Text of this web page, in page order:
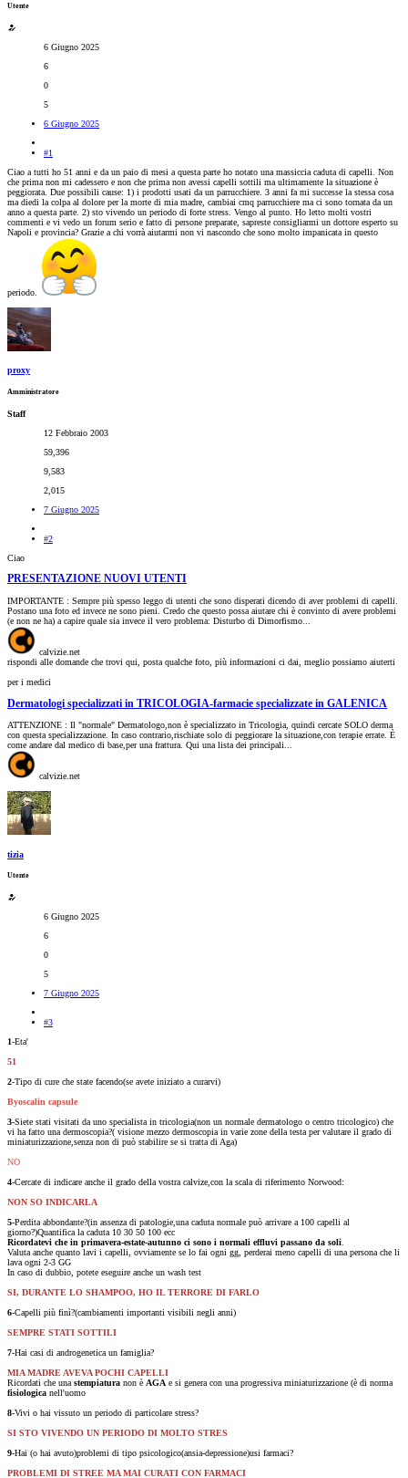
Utente
6 Giugno 2025
6
0
5
6 Giugno 2025
#1
Ciao a tutti ho 51 anni e da un paio di mesi a questa parte ho notato una massiccia caduta di capelli. Non
che prima non mi cadessero e non che prima non avessi capelli sottili ma ultimamente la situazione è
peggiorata. Due possibili cause: 1) i prodotti usati da un parrucchiere. 3 anni fa mi successe la stessa cosa
ma diedi la colpa al dolore per la morte di mia madre, cambiai cmq parrucchiere ma ci sono tornata da un
anno a questa parte. 2) sto vivendo un periodo di forte stress. Vengo al punto. Ho letto molti vostri
commenti e vi vedo un forum serio e fatto di persone preparate, sapreste consigliarmi un dottore esperto su
Napoli e provincia? Grazie a chi vorrà aiutarmi non vi nascondo che sono molto impanicata in questo
periodo.
proxy
Amministratore
Staff
12 Febbraio 2003
59,396
9,583
2,015
7 Giugno 2025
#2
Ciao
PRESENTAZIONE NUOVI UTENTI
IMPORTANTE : Sempre più spesso leggo di utenti che sono disperati dicendo di aver problemi di capelli.
Postano una foto ed invece ne sono pieni. Credo che questo possa aiutare chi è convinto di avere problemi
(e non ne ha) a capire quale sia invece il vero problema: Disturbo di Dimorfismo...
calvizie.net
rispondi alle domande che trovi qui, posta qualche foto, più informazioni ci dai, meglio possiamo aiuterti
per i medici
Dermatologi specializzati in TRICOLOGIA-farmacie specializzate in GALENICA
ATTENZIONE : Il "normale" Dermatologo,non è specializzato in Tricologia, quindi cercate SOLO derma
con questa specializzazione. In caso contrario,rischiate solo di peggiorare la situazione,con terapie errate. È
come andare dal medico di base,per una frattura. Qui una lista dei principali...
calvizie.net
tizia
Utente
6 Giugno 2025
6
0
5
7 Giugno 2025
#3
1-Eta'
51
2-Tipo di cure che state facendo(se avete iniziato a curarvi)
Byoscalin capsule
3-Siete stati visitati da uno specialista in tricologia(non un normale dermatologo o centro tricologico) che
vi ha fatto una dermoscopia?( visione mezzo dermoscopia in varie zone della testa per valutare il grado di
miniaturizzazione,senza non di può stabilire se si tratta di Aga)
NO
4-Cercate di indicare anche il grado della vostra calvize,con la scala di riferimento Norwood:
NON SO INDICARLA
5-Perdita abbondante?(in assenza di patologie,una caduta normale può arrivare a 100 capelli al
giorno?)Quantifica la caduta 10 30 50 100 ecc
Ricordatevi che in primavera-estate-autunno ci sono i normali effluvi passano da soli.
Valuta anche quanto lavi i capelli, ovviamente se lo fai ogni gg, perderai meno capelli di una persona che li
lava ogni 2-3 GG
In caso di dubbio, potete eseguire anche un wash test
SI, DURANTE LO SHAMPOO, HO IL TERRORE DI FARLO
6-Capelli più finì?(cambiamenti importanti visibili negli anni)
SEMPRE STATI SOTTILI
7-Hai casi di androgenetica un famiglia?
MIA MADRE AVEVA POCHI CAPELLI
Ricordati che unastempiatura non è AGA e si genera con una progressiva miniaturizzazione (è di norma
fisiologica nell'uomo
8-Vivi o hai vissuto un periodo di particolare stress?
SI STO VIVENDO UN PERIODO DI MOLTO STRES
9-Hai (o hai avuto)problemi di tipo psicologico(ansia-depressione)usi farmaci?
PROBLEMI DI STREE MA MAI CURATI CON FARMACI